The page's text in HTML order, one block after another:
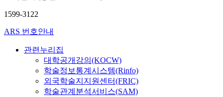
1599-3122
ARS 번호안내
관련누리집
대학공개강의(KOCW)
학술정보통계시스템(Rinfo)
외국학술지지원센터(FRIC)
학술관계분석서비스(SAM)